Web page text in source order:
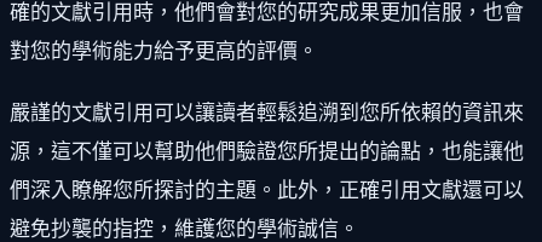
確的文獻引用時，他們會對您的研究成果更加信服，也會
對您的學術能力給予更高的評價。
嚴謹的文獻引用可以讓讀者輕鬆追溯到您所依賴的資訊來
源，這不僅可以幫助他們驗證您所提出的論點，也能讓他
們深入瞭解您所探討的主題。此外，正確引用文獻還可以
避免抄襲的指控，維護您的學術誠信。